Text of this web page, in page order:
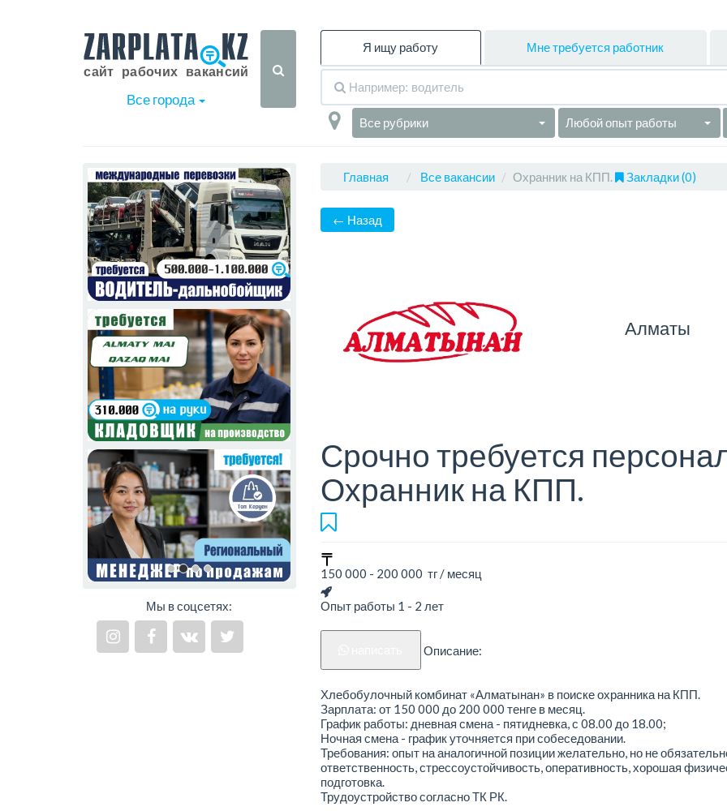
Все города
Я ищу работу Мне требуется работник
Все рубрики Любой опыт работы
Мы в соцсетях:
Главная Все вакансии Охранник на КПП. Закладки (0)
← Назад
Алматы
Срочно требуется
Охранник на КПП.
150 000 - 200 000 тг / месяц
Опыт работы 1 - 2 лет
Описание:
Хлебобулочный комбинат «Алматынан» в поиске охранника на КПП.
Зарплата: от 150 000 до 200 000 тенге в месяц.
График работы: дневная смена - пятидневка, с 08.00 до 18.00;
Ночная смена - график уточняется при собеседовании.
Требования: опыт на аналогичной позиции желательно, но не
ответственность, стрессоустойчивость, оперативность, хорошая
подготовка.
Трудоустройство согласно ТК РК.